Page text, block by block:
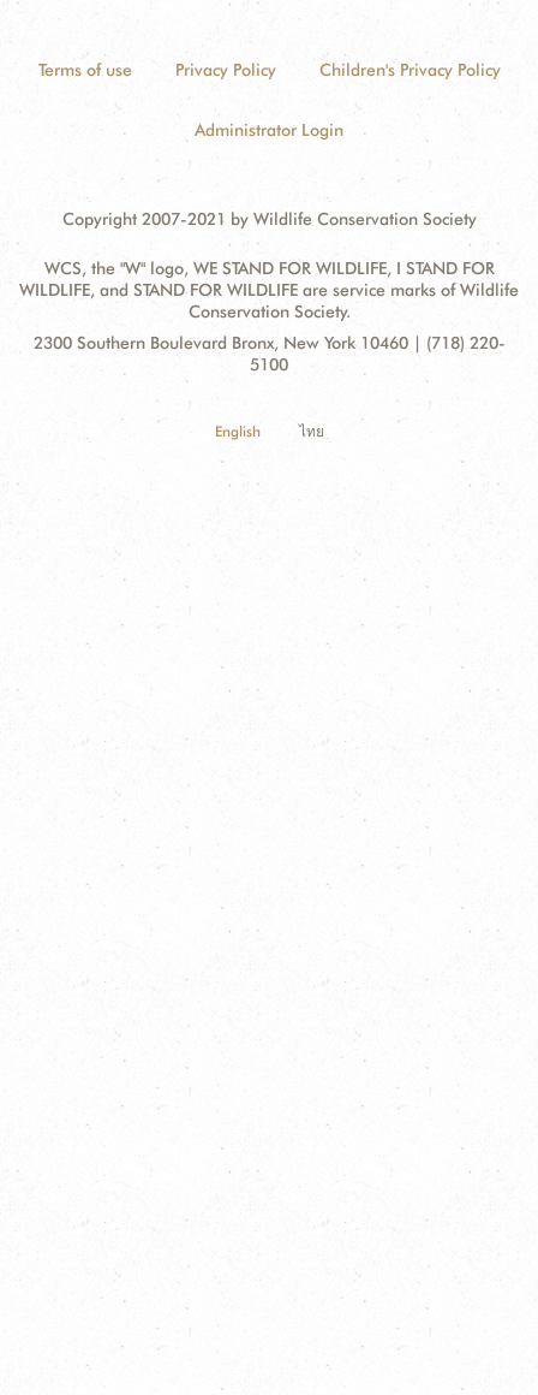
Terms of use Privacy Policy Children's Privacy Policy
Administrator Login
Copyright 2007-2021 by Wildlife Conservation Society
WCS, the "W" logo, WE STAND FOR WILDLIFE, I STAND FOR
WILDLIFE, and STAND FOR WILDLIFE are service marks of Wildlife
Conservation Society.
Contact
Address:
2300 Southern Boulevard Bronx, New York 10460 | (718) 220-
5100
English ไทย